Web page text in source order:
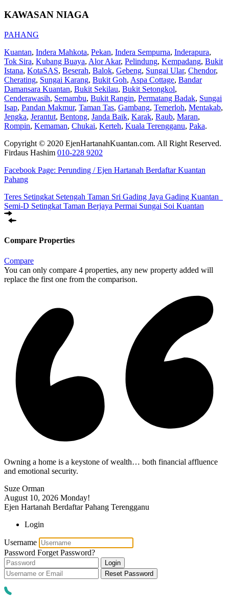
KAWASAN NIAGA
PAHANG
Kuantan, Indera Mahkota, Pekan, Indera Sempurna, Inderapura,
Tok Sira, Kubang Buaya, Alor Akar, Pelindung, Kempadang, Bukit
Istana, KotaSAS, Beserah, Balok, Gebeng, Sungai Ular, Chendor,
Cherating, Sungai Karang, Bukit Goh, Aspa Cottage, Bandar
Damansara Kuantan, Bukit Sekilau, Bukit Setongkol,
Cenderawasih, Semambu, Bukit Rangin, Permatang Badak, Sungai
Isap, Pandan Makmur, Taman Tas, Gambang, Temerloh, Mentakab,
Jengka, Jerantut, Bentong, Janda Baik, Karak, Raub, Maran,
Rompin, Kemaman, Chukai, Kerteh, Kuala Terengganu, Paka.
Copyright © 2020 EjenHartanahKuantan.com. All Right Reserved.
Firdaus Hashim 010-228 9202
Facebook Page: Perunding / Ejen Hartanah Berdaftar Kuantan
Pahang
Teres Setingkat Setengah Taman Sri Gading Jaya Gading Kuantan
Semi-D Setingkat Taman Berjaya Permai Sungai Soi Kuantan
Compare Properties
Compare
You can only compare 4 properties, any new property added will
replace the first one from the comparison.
Owning a home is a keystone of wealth… both financial affluence
and emotional security.
Suze Orman
August 10, 2026 Monday!
Ejen Hartanah Berdaftar Pahang Terengganu
Login
Username
Password Forget Password?
Login
Reset Password